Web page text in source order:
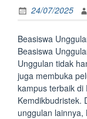
24/07/2025
Beasiswa
Beasiswa
Unggulan tidak
juga membuka
kampus terbaik
Kemdikbudristek.
unggulan